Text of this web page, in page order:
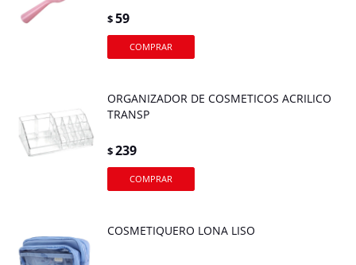
$59
ORGANIZADOR DE COSMETICOS ACRILICO
TRANSP
$239
COSMETIQUERO LONA LISO